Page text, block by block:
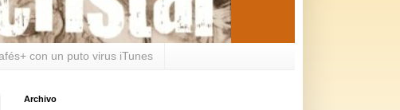
con un puto virus iTunes
Archivo